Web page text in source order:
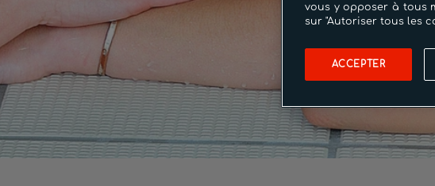
vous y opposer à tous
sur "Autoriser tous les
ACCEPTER